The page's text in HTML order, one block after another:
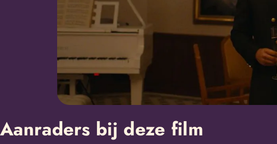
Aanraders bij deze film